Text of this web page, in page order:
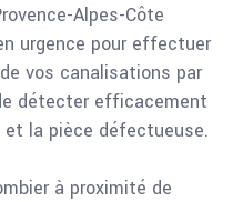
Alpes-Côte
urgence pour effectuer
vos canalisations par
détecter efficacement
la pièce défectueuse.
à proximité de